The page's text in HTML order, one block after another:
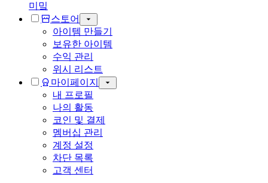
미밐
스토어
아이템 만들기
보유한 아이템
수익 관리
위시 리스트
마이페이지
내 프로필
나의 활동
코인 및 결제
멤버십 관리
계정 설정
차단 목록
고객 센터